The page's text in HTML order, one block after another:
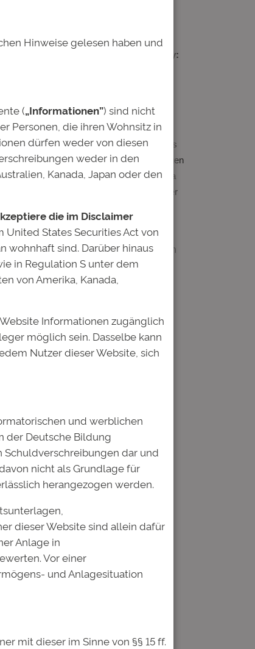
„Skilling me softly:
den Nutzen von Kreativität und einer
suchen“, sagt Anja Hofmann,
auch am Förderprogramm WissenPlus
wir auf Schlüsselqualifikationen, die jungen
suchen am häufigsten Hilfe beim Thema
deckt sich mit Beobachtungen anderer
und
sie mit geforderten Kompetenzen in
stellen den Experten
stattfindet, verbessert
Nachwuchsakademiker
um eingesellschaftlich
Hinweise gelesen haben und
(„Informationen”) sind nicht
Personen, die ihren Wohnsitz in
dürfen weder von diesen
weder in den
Kanada, Japan oder den
die im Disclaimer
United States Securities Act von
wohnhaft sind. Darüber hinaus
in Regulation S unter dem
von Amerika, Kanada,
Informationen zugänglich
möglich sein. Dasselbe kann
Nutzer dieser Website, sich
und werblichen
der Deutsche Bildung
Schuldverschreibungen dar und
nicht als Grundlage für
herangezogen werden.
dieser Website sind allein dafür
Anlage in
Vor einer
und Anlagesituation
mit dieser im Sinne von §§ 15 ff.